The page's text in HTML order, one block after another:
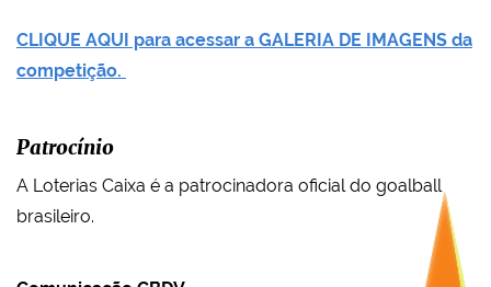
CLIQUE AQUI para acessar a GALERIA DE IMAGENS da
competição.
Patrocínio
A Loterias Caixa é a patrocinadora oficial do goalball
brasileiro.